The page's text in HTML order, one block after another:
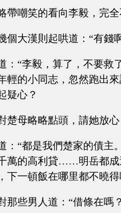
帶嘲笑的看向李毅，完
個大漢則起哄道：“有錢
：“李毅，算了，不要救
輕的小同志，忽然跑出
疑心？
楚母略略點頭，請她放
：“都是我們楚家的債主
萬的高利貸……明岳都成
下一頓飯在哪里都不曉
那些男人道：“借條在嗎